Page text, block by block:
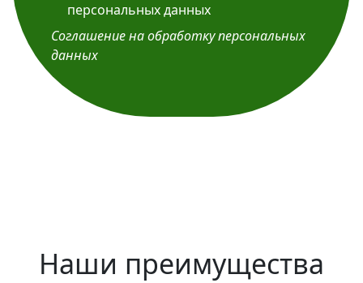
персональных данных
Соглашение на обработку персональных
данных
Наши преимущества